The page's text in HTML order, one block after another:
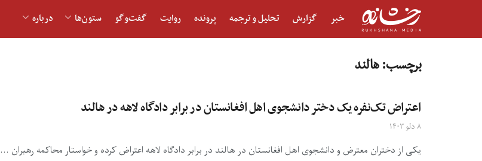
خبر گزارش تحلیل و ترجمه پرونده روایت گفت‌و‎گو ستون‌ها درباره
برچسب:هالند
اعتراض تک‌نفره یک دختر دانشجوی اهل افغانستان در برابر دادگاه لاهه در هالند
۸ دلو ۱۴۰۳
یکی از دختران معترض و دانشجوی اهل افغانستان در هالند در برابر دادگاه لاهه اعتراض کرده و خواستار محاکمه رهبران ...